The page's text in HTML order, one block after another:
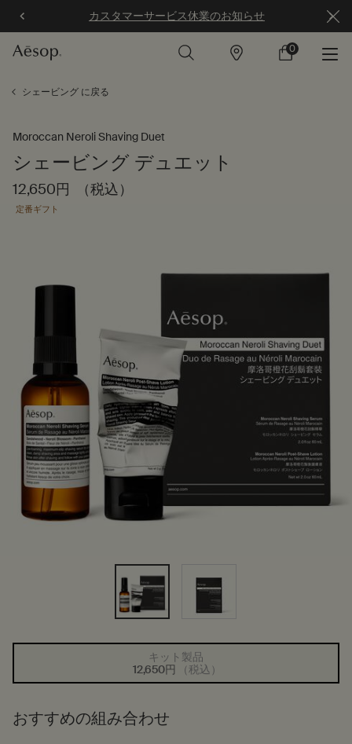
カスタマーサービス休業のお知らせ
店
カ
0
0 カート内の製
シェービング に戻る
Moroccan Neroli Shaving Duet
シェービング デュエット
12,650円 （税込）
定番ギフト
選択済み
商品バリエーションは在庫切れで
キット製品
12,650円
（税込）
, 1/1
おすすめの組み合わせ